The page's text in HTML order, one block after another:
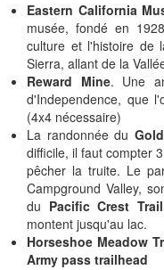
Eastern California
musée, fondé en
culture et l'histoire de
Sierra, allant de la
Reward Mine. Une
d'Independence, que
(4x4 nécessaire)
La randonnée du
difficile, il faut compter
pêcher la truite. Le
Campground Valley,
du Pacific Crest Trail
montent jusqu'au lac.
Horseshoe Meadow
Army pass trailhead